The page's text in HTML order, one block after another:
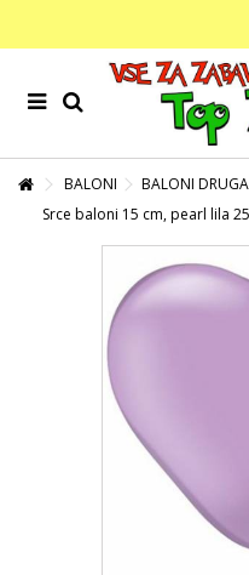
BALONI BALONI
Srce baloni 15 cm, pearl lila